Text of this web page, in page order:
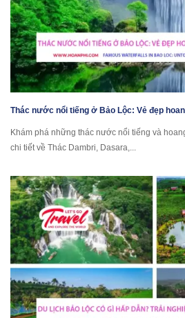
Thác nước nổi tiếng ở Bảo Lộc: Vẻ đẹp
Khám phá những thác nước nổi tiếng và
chi tiết về Thác Dambri, Dasara,...